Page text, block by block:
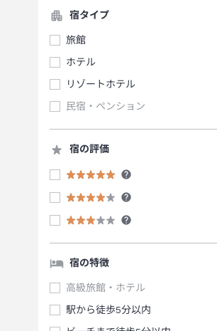
宿タイプ
旅館
ホテル
リゾートホテル
民宿・ペンション
宿の評価
宿の特徴
高級旅館・ホテル
駅から徒歩5分以内